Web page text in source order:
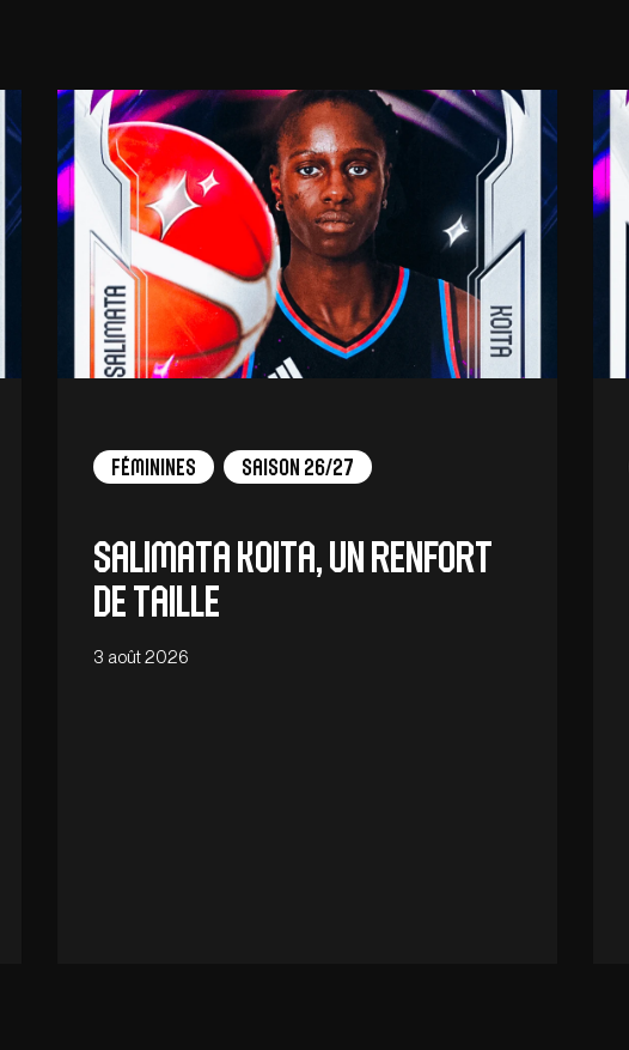
Féminines Saison 26/27
Salimata Koita, un renfort
de taille
3 août 2026